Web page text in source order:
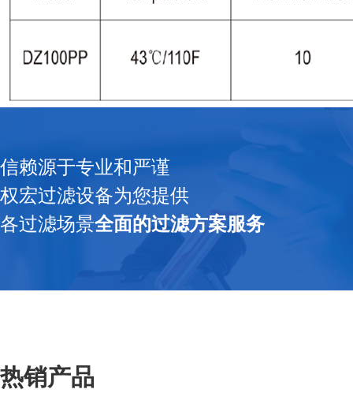
信赖源于专业和严谨
权宏过滤设备为您提供
各过滤场景全面的过滤方案服务
热销产品